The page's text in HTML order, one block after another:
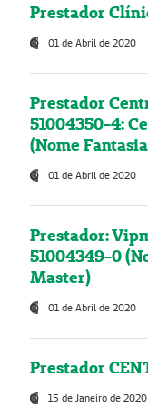
Prestador
01 de Abril de 2020
Prestador
51004350-4:
(Nome
01 de Abril de 2020
Prestador:
51004349-0
Master)
01 de Abril de 2020
Prestador
15 de Janeiro de 2020